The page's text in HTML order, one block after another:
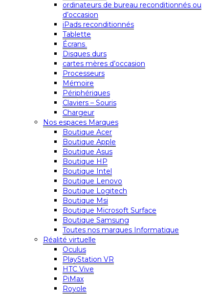
ordinateurs de bureau reconditionnés ou
d’occasion
iPads reconditionnés
Tablette
Écrans
Disques durs
cartes mères d’occasion
Processeurs
Mémoire
Périphériques
Claviers – Souris
Chargeur
Nos espaces Marques
Boutique Acer
Boutique Apple
Boutique Asus
Boutique HP
Boutique Intel
Boutique Lenovo
Boutique Logitech
Boutique Msi
Boutique Microsoft Surface
Boutique Samsung
Toutes nos marques Informatique
Réalité virtuelle
Oculus
PlayStation VR
HTC Vive
PiMax
Royole